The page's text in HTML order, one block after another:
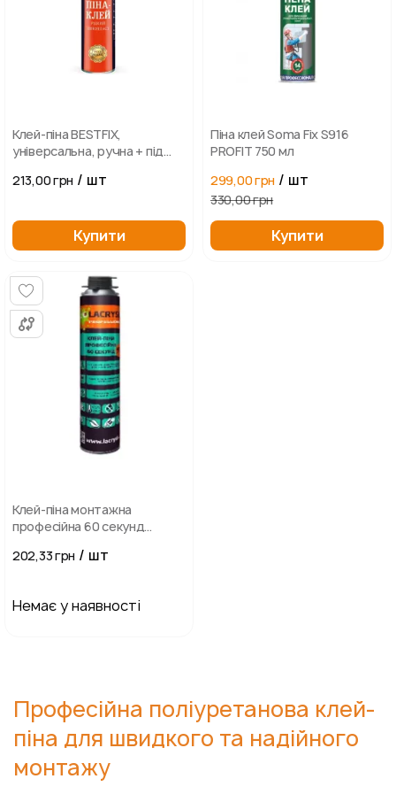
Клей-піна BESTFIX,
універсальна, ручна + під
213,00 грн / шт
Купити
Піна клей Soma Fix S916
PROFIT 750 мл
299,00 грн / шт
330,00 грн
Купити
Клей-піна монтажна
професійна 60 секунд
202,33 грн / шт
Немає у наявності
Професійна поліуретанова клей-
піна для швидкого та надійного
монтажу